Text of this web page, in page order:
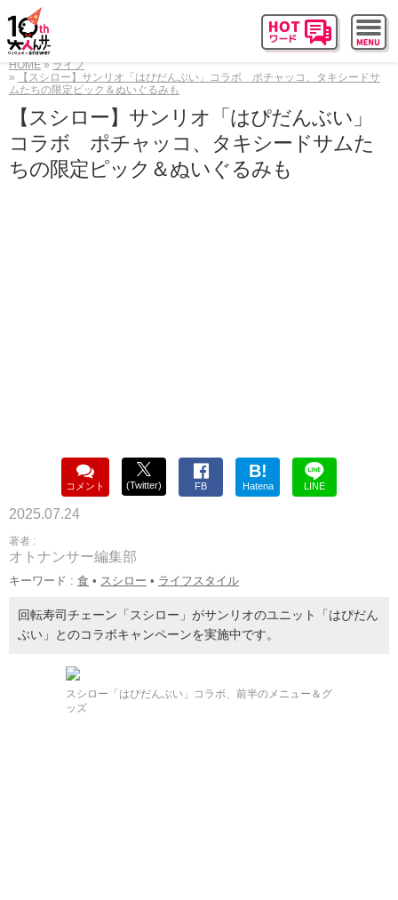
HOME
ライフ
【スシロー】サンリオ「はぴだんぶい」コラボ ポチャッコ、タキシードサ
ムたちの限定ピック＆ぬいぐるみも
【スシロー】サンリオ「はぴだんぶい」
コラボ ポチャッコ、タキシードサムた
ちの限定ピック＆ぬいぐるみも
コメント (Twitter) FB
B!
Hatena LINE
2025.07.24
著者 :
オトナンサー編集部
キーワード : 食 • スシロー • ライフスタイル
回転寿司チェーン「スシロー」がサンリオのユニット「はぴだん
ぶい」とのコラボキャンペーンを実施中です。
スシロー「はぴだんぶい」コラボ、前半のメニュー＆グ
ッズ